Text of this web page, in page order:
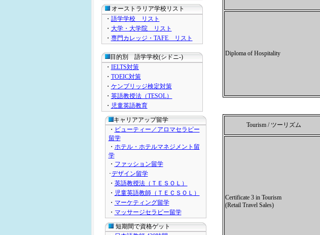
オーストラリア学校リスト
・ 語学学校 リスト
・ 大学・大学院 リスト
・ 専門カレッジ・TAFE リスト
目的別 語学学校(シドニ-)
・ IELTS対策
・ TOEIC対策
・ ケンブリッジ検定対策
・ 英語教授法（TESOL）
・ 児童英語教育
キャリアアップ留学
・ ビューティー／アロマセラピー
留学
・ ホテル・ホテルマネジメント留
学
・ ファッション留学
･デザイン留学
・ 英語教授法（ＴＥＳＯＬ）
・ 児童英語教師（ＴＥＣＳＯＬ）
・ マーケティング留学
・ マッサージセラピー留学
短期間で資格ゲット
Diploma of Hospitality
Tourism / ツーリズム
Certificate 3 in Tourism
(Retail Travel Sales)